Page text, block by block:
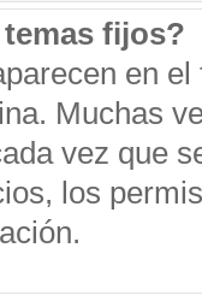
fijos?
en
Muchas
vez que
los